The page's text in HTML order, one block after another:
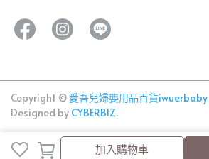
加入購物車
Copyright © 愛吾兒婦嬰用品百貨iwuerbaby
Designed by CYBERBIZ.